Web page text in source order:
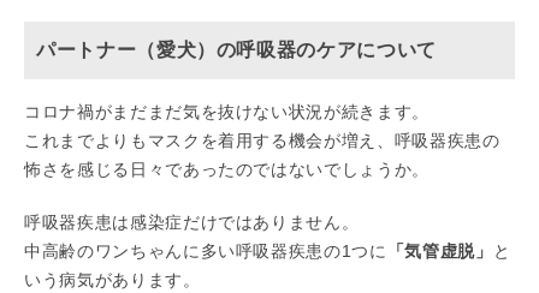
パートナー（愛犬）の呼吸器のケアについて
コロナ禍がまだまだ気を抜けない状況が続きます。
これまでよりもマスクを着用する機会が増え、呼吸器疾患の
怖さを感じる日々であったのではないでしょうか。
呼吸器疾患は感染症だけではありません。
中高齢のワンちゃんに多い呼吸器疾患の1つに
「気管虚脱」
と
いう病気があります。